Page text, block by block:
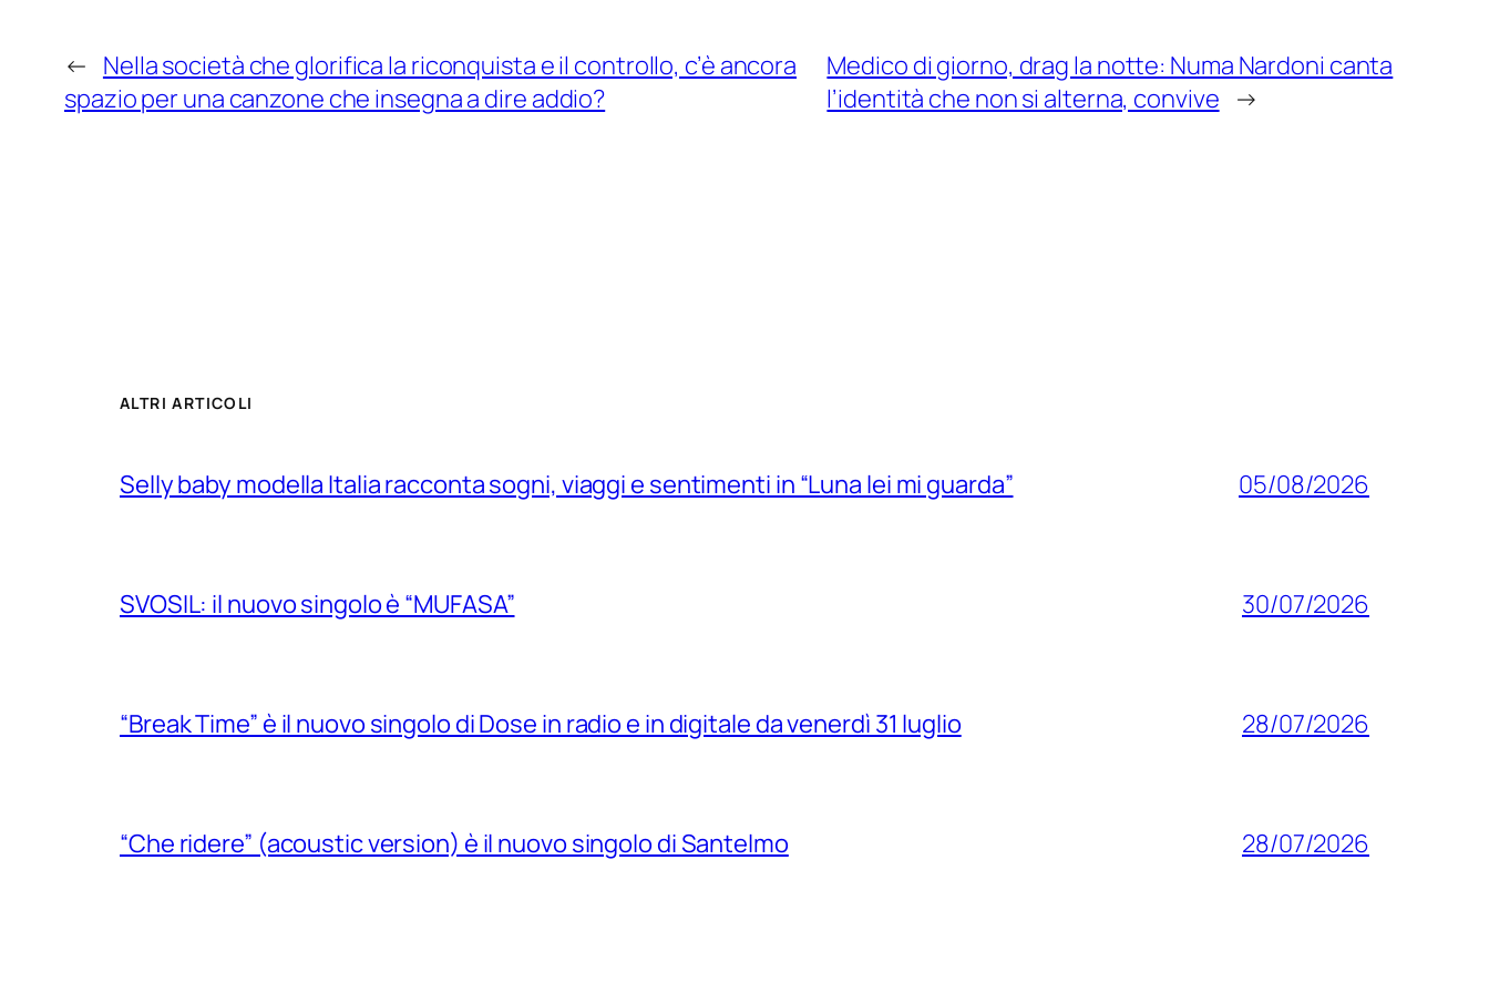
← Nella società che glorifica la riconquista e il controllo, c’è ancora
spazio per una canzone che insegna a dire addio?
Medico di giorno, drag la notte: Numa Nardoni canta
l’identità che non si alterna, convive →
ALTRI ARTICOLI
Selly baby modella Italia racconta sogni, viaggi e sentimenti in “Luna lei mi guarda” 05/08/2026
SVOSIL: il nuovo singolo è “MUFASA” 30/07/2026
“Break Time” è il nuovo singolo di Dose in radio e in digitale da venerdì 31 luglio 28/07/2026
“Che ridere” (acoustic version) è il nuovo singolo di Santelmo 28/07/2026